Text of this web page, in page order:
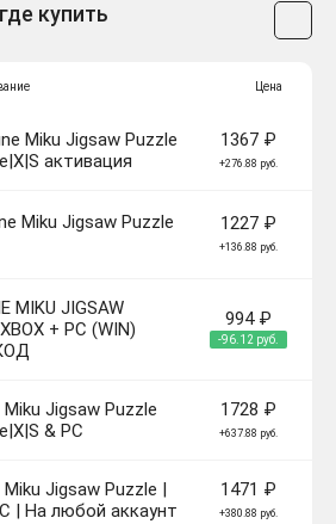
купить
Цена
Miku Jigsaw Puzzle
активация
1367 ₽
+276.88 руб.
Miku Jigsaw Puzzle
1227 ₽
+136.88 руб.
MIKU JIGSAW
+ PC (WIN)
994 ₽
-96.12 руб.
Jigsaw Puzzle
& PC
1728 ₽
+637.88 руб.
Jigsaw Puzzle |
| На любой аккаунт
1471 ₽
+380.88 руб.